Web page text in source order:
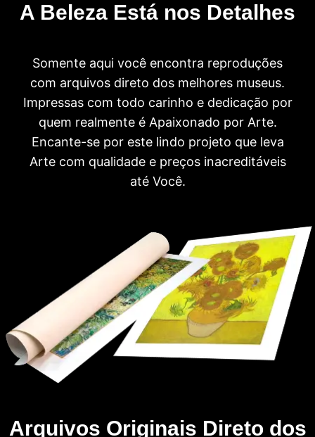
A Beleza Está nos Detalhes
Somente aqui você encontra reproduções
com arquivos direto dos melhores museus.
Impressas com todo carinho e dedicação por
quem realmente é Apaixonado por Arte.
Encante-se por este lindo projeto que leva
Arte com qualidade e preços inacreditáveis
até Você.
Arquivos Originais Direto dos